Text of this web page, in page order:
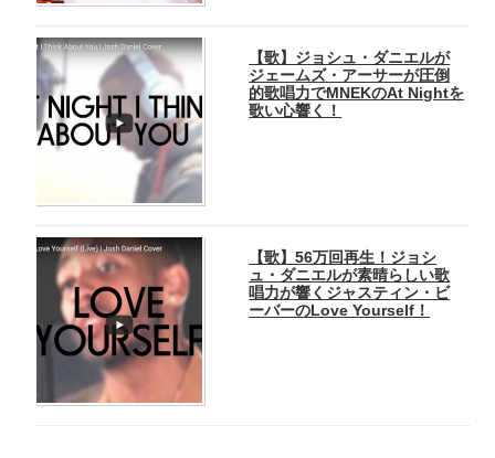
【歌】ジョシュ・ダニエルが
ジェームズ・アーサーが圧倒
的歌唱力でMNEKのAt Nightを
歌い心響く！
【歌】56万回再生！ジョシ
ュ・ダニエルが素晴らしい歌
唱力が響くジャスティン・ビ
ーバーのLove Yourself！